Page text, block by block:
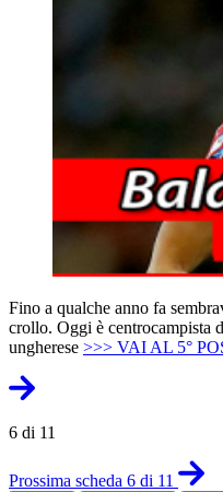
Fino a qualche anno fa
crollo. Oggi è centrocampista
ungherese >>> VAI AL 5°
6 di 11
Prossima scheda 6 di 11